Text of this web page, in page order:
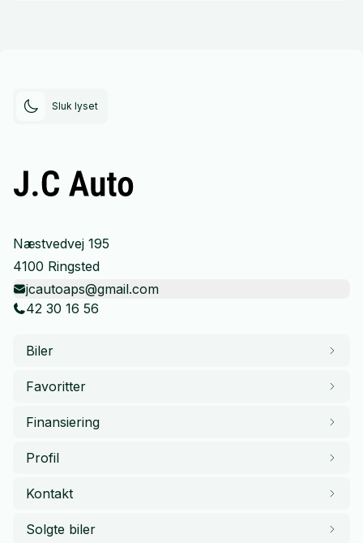
Sluk lyset
Næstvedvej 195
4100 Ringsted
jcautoaps@gmail.com
42 30 16 56
Biler
Favoritter
Finansiering
Profil
Kontakt
Solgte biler